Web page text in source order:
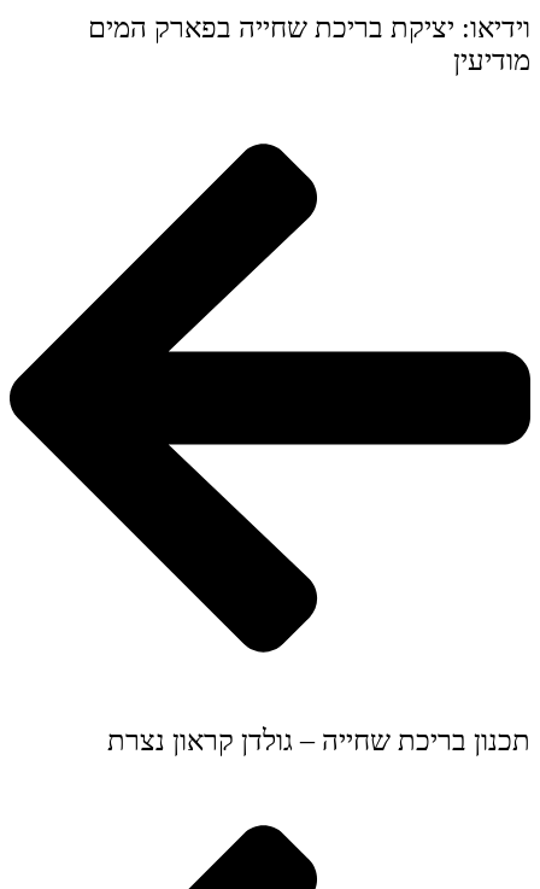
וידיאו: יציקת בריכת שחייה בפארק המים
מודיעין
תכנון בריכת שחייה – גולדן קראון נצרת